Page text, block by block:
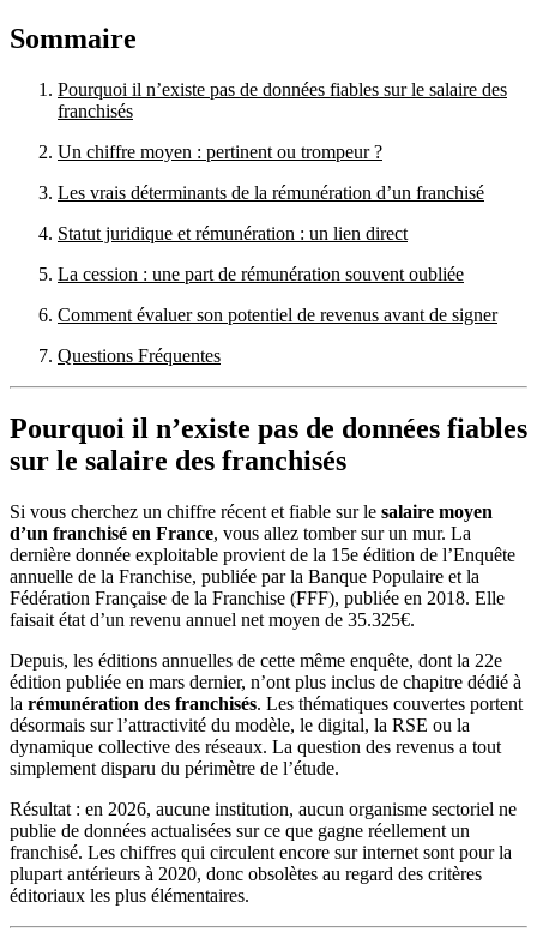
Sommaire
Pourquoi il n’existe pas de données fiables sur le salaire des
franchisés
Un chiffre moyen : pertinent ou trompeur ?
Les vrais déterminants de la rémunération d’un franchisé
Statut juridique et rémunération : un lien direct
La cession : une part de rémunération souvent oubliée
Comment évaluer son potentiel de revenus avant de signer
Questions Fréquentes
Pourquoi il n’existe pas de données fiables
sur le salaire des franchisés
Si vous cherchez un chiffre récent et fiable sur le salaire moyen
d’un franchisé en France, vous allez tomber sur un mur. La
dernière donnée exploitable provient de la 15e édition de l’Enquête
annuelle de la Franchise, publiée par la Banque Populaire et la
Fédération Française de la Franchise (FFF), publiée en 2018. Elle
faisait état d’un revenu annuel net moyen de 35.325€.
Depuis, les éditions annuelles de cette même enquête, dont la 22e
édition publiée en mars dernier, n’ont plus inclus de chapitre dédié à
la rémunération des franchisés. Les thématiques couvertes portent
désormais sur l’attractivité du modèle, le digital, la RSE ou la
dynamique collective des réseaux. La question des revenus a tout
simplement disparu du périmètre de l’étude.
Résultat : en 2026, aucune institution, aucun organisme sectoriel ne
publie de données actualisées sur ce que gagne réellement un
franchisé. Les chiffres qui circulent encore sur internet sont pour la
plupart antérieurs à 2020, donc obsolètes au regard des critères
éditoriaux les plus élémentaires.